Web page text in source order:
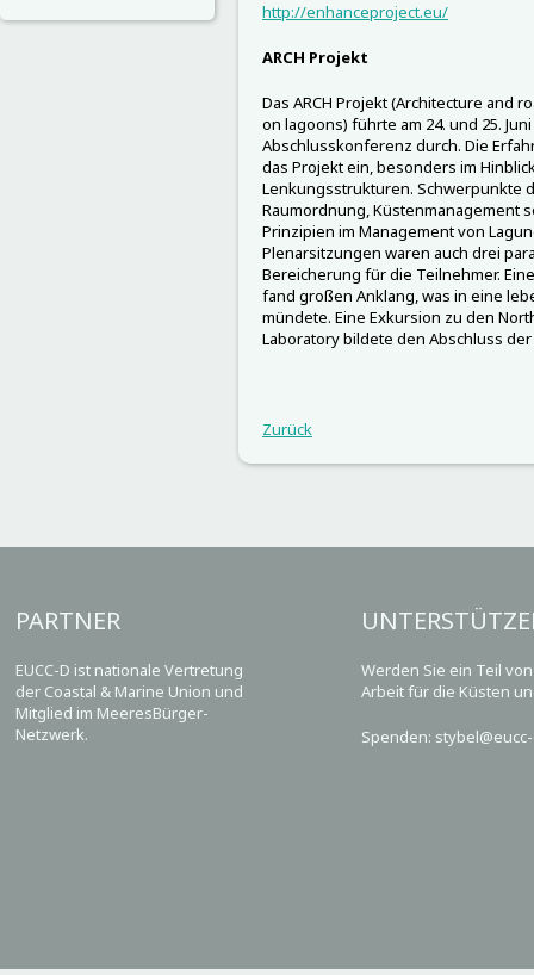
http://enhanceproject.eu/
ARCH Projekt
Das ARCH Projekt (Architecture and
on lagoons) führte am 24. und 25.
Abschlusskonferenz durch. Die
das Projekt ein, besonders im
Lenkungsstrukturen. Schwerpunkte
Raumordnung, Küstenmanagement
Prinzipien im Management von
Plenarsitzungen waren auch drei
Bereicherung für die Teilnehmer.
fand großen Anklang, was in eine
mündete. Eine Exkursion zu den
Laboratory bildete den Abschluss
Zurück
PARTNER
EUCC-D ist nationale Vertretung
der Coastal & Marine Union und
Mitglied im MeeresBürger-
Netzwerk.
Werden Sie ein Teil
Arbeit für die Küsten
Spenden: